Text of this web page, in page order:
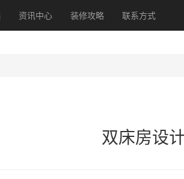
资讯中心 装修攻略 联系方式
双床房设